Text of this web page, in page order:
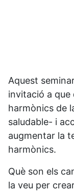
Aquest
invitació a que
harmònics de
saludable- i
augmentar la
harmònics.
Què son els
la veu per